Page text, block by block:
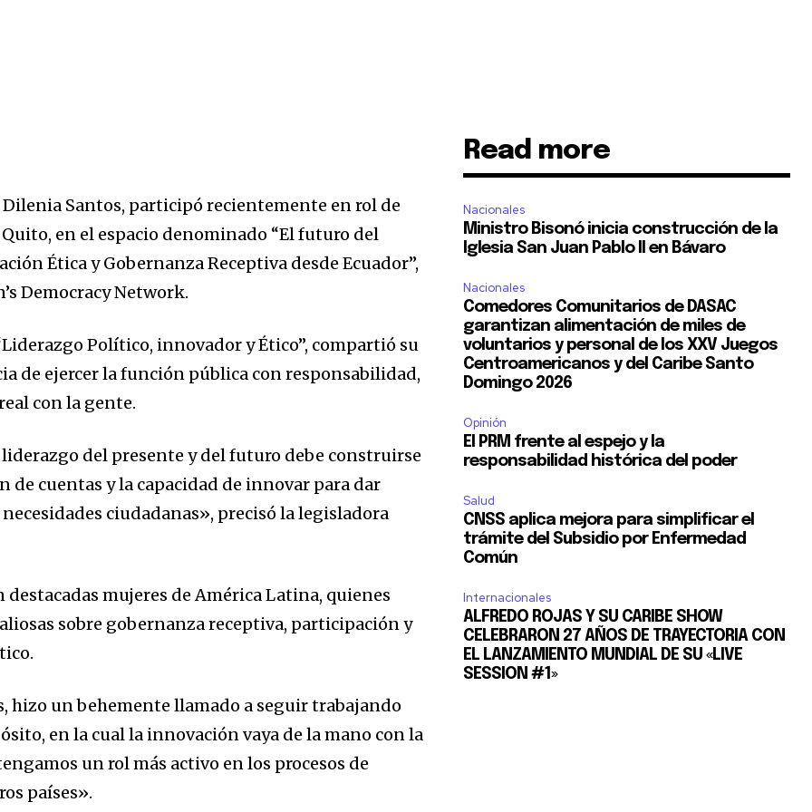
Santos, participó recientemente en rol de
en el espacio denominado “El futuro del
Ética y Gobernanza Receptiva desde Ecuador”,
Democracy Network.
Político, innovador y Ético”, compartió su
de ejercer la función pública con responsabilidad,
con la gente.
del presente y del futuro debe construirse
de cuentas y la capacidad de innovar para dar
ciudadanas», precisó la legisladora
mujeres de América Latina, quienes
sobre gobernanza receptiva, participación y
hizo un behemente llamado a seguir trabajando
en la cual la innovación vaya de la mano con la
un rol más activo en los procesos de
países».
Read more
Nacionales
Ministro Bisonó inicia construcción de la
Iglesia San Juan Pablo II en Bávaro
Nacionales
Comedores Comunitarios de DASAC
garantizan alimentación de miles de
voluntarios y personal de los XXV Juegos
Centroamericanos y del Caribe Santo
Domingo 2026
Opinión
El PRM frente al espejo y la
responsabilidad histórica del poder
Salud
CNSS aplica mejora para simplificar el
trámite del Subsidio por Enfermedad
Común
Internacionales
ALFREDO ROJAS Y SU CARIBE SHOW
CELEBRARON 27 AÑOS DE TRAYECTORIA CON
EL LANZAMIENTO MUNDIAL DE SU «LIVE
SESSION #1»